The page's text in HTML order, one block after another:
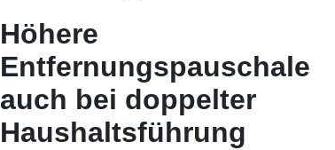
Höhere
Entfernungspauschale
auch bei doppelter
Haushaltsführung